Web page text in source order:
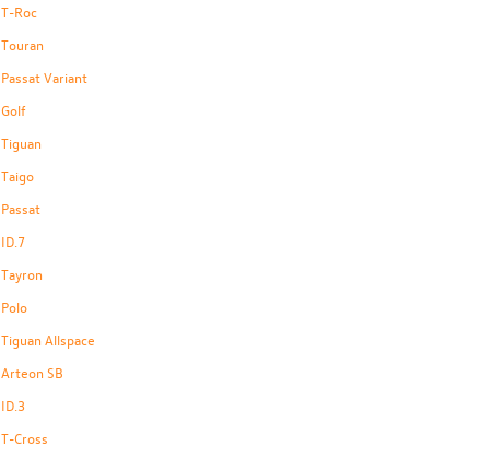
T-Roc
Touran
Passat Variant
Golf
Tiguan
Taigo
Passat
ID.7
Tayron
Polo
Tiguan Allspace
Arteon SB
ID.3
T-Cross